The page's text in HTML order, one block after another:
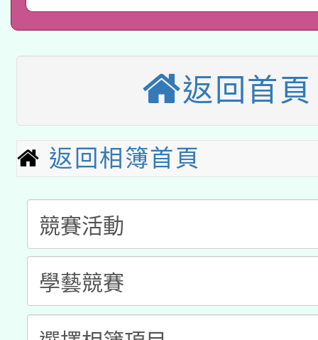
桃園市孔廟祈福系列
開 智慧啟航」
2026年桃園地景藝術
「2026桃園藝術巡演
適應運動共學行動站研
本館辦理115年度閱讀
暨閱讀推動專業研習
科技賦能─人工智慧
礎課程
A3數位素養講師名單
「數位內容與教學軟體
pilot」
有關大陸委員會函釋公
薪期間赴陸應申請許可
轉知經濟部水利署委託
返回首頁
返回相簿首頁